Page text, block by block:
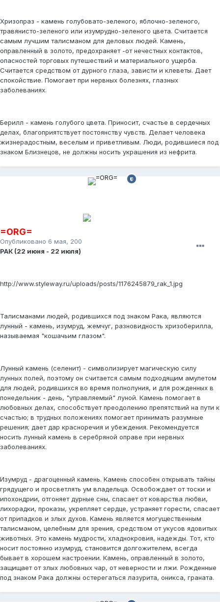
Хризопраз - камень голубовато-зеленого, яблочно-зеленого,
травянисто-зеленого или изумрудно-зеленого цвета. Считается
самым лучшим талисманом для деловых людей. Камень,
оправленный в золото, предохраняет -от нечестных контактов,
опасностей торговых путешествий и материального ущерба.
Считается средством от дурного глаза, зависти и клеветы. Дает
спокойствие. Помогает при нервных болезнях, глазных
заболеваниях.
Берилл - камень голубого цвета. Приносит, счастье в сердечных
делах, благоприятствует постоянству чувств. Делает человека
жизнерадостным, веселым и приветливым. Люди, родившиеся под
знаком Близнецов, не должны носить украшения из нефрита.
=ORG=
Опубликовано 6 мая, 2008
РАК (22 июня - 22 июля)
http://www.styleway.ru/uploads/posts/1176245879_rak_1.jpg
Талисманами людей, родившихся под знаком Рака, являются
лунный - камень, изумруд, жемчуг, разновидность хризоберилла,
называемая "кошачьим глазом".
Лунный камень (селенит) - символизирует магическую силу
лунных полей, поэтому он считается самым подходящим амулетом
для людей, родившихся во время полнолуния, и для рожденных в
понедельник - день, "управляемый" луной. Камень помогает в
любовных делах, способствует преодолению препятствий на пути к
счастью; в трудных положениях помогает принимать разумные
решения; дает дар красноречия и убеждения. Рекомендуется
носить лунный камень в серебряной оправе при нервных
заболеваниях.
Изумруд - драгоценный камень. Камень способен открывать тайны
грядущего и просветлять ум владельца. Освобождает от тоски и
ипохондрии, отгоняет дурные сны, спасает от коварства любви,
лихорадки, проказы, укрепляет сердце, устраняет горести, спасает
от припадков и злых духов. Камень является могущественным
талисманом, целебным для зрения, средством от укусов ядовитых
животных. Это камень мудрости, хладнокровия, надежды. Тот, кто
носит постоянно изумруд, становится долгожителем, всегда
бывает в хорошем настроении. Камень, оправленный в золото,
защищает от злых любовных чap, от неверности и лжи. Рожденные
под знаком Рака должны остерегаться лазурита, оникса, граната.